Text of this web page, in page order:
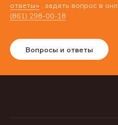
ответы» , задать вопрос в
(861) 298-00-18
Вопросы и ответы